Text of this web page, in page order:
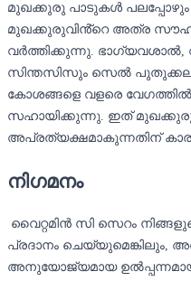
മുഖക്കുരു പാടുകൾ പലപ്പോഴും
മുഖക്കുരുവിൻ്റെ അത്ര
വർത്തിക്കുന്നു. ഭാഗ്യവശാൽ,
സിന്തസിസും സെൽ പുതുക്കലും
കോശങ്ങളെ വളരെ വേഗത്തിൽ
സഹായിക്കുന്നു. ഇത്
അപ്രത്യക്ഷമാകുന്നതിന്
നിഗമനം
വൈറ്റമിൻ സി സെറം
പ്രദാനം ചെയ്യുമെങ്കിലും,
അനുയോജ്യമായ